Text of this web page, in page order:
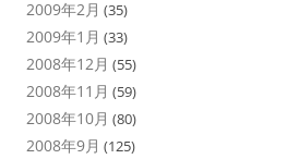
2009年2月 (35)
2009年1月 (33)
2008年12月 (55)
2008年11月 (59)
2008年10月 (80)
2008年9月 (125)